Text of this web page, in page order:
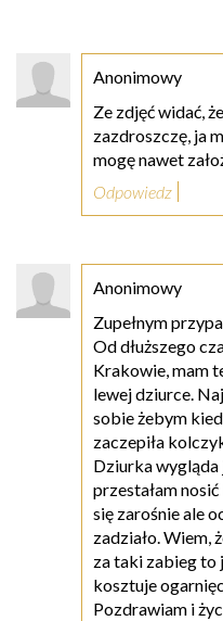
Anonimowy
Ze zdjęć widać,
zazdroszczę, ja
mogę nawet
Odpowiedz
Anonimowy
Zupełnym
Od dłuższego
Krakowie, mam
lewej dziurce.
sobie żebym
zaczepiła
Dziurka wygląda
przestałam
się zarośnie ale
zadziało. Wiem,
za taki zabieg to
kosztuje
Pozdrawiam i